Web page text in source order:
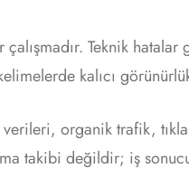
Teknik
kalıcı
organik trafik,
takibi değildir; iş